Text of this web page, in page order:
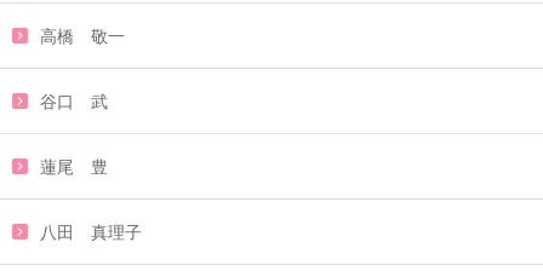
高橋 敬一
谷口 武
蓮尾 豊
八田 真理子